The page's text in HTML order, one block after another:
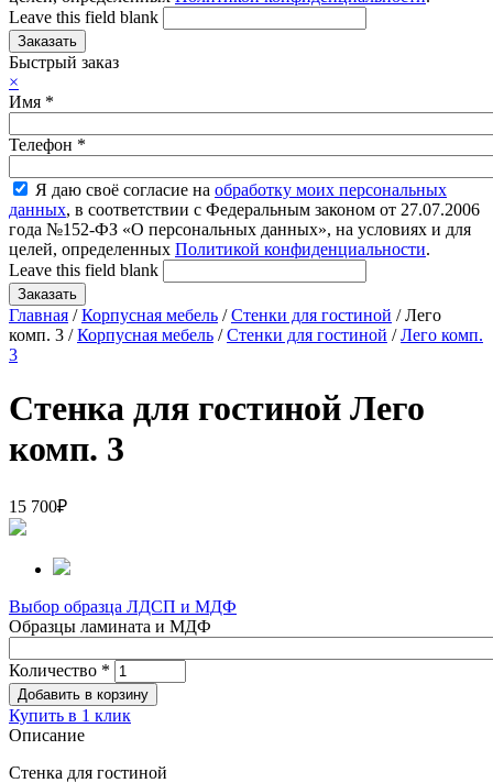
Leave this field blank
Быстрый заказ
×
Имя *
Телефон *
Я даю своё согласие на обработку моих персональных
данных, в соответствии с Федеральным законом от 27.07.2006
года №152-ФЗ «О персональных данных», на условиях и для
целей, определенных Политикой конфиденциальности.
Leave this field blank
Главная /Корпусная мебель /Стенки для гостиной / Лего
комп. 3 /Корпусная мебель /Стенки для гостиной /Лего комп.
3
Стенка для гостиной Лего
комп. 3
15 700₽
Выбор образца ЛДСП и МДФ
Образцы ламината и МДФ
Количество *
Купить в 1 клик
Описание
Стенка для гостиной